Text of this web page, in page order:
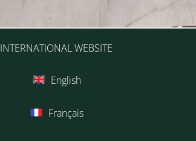
INTERNATIONAL WEBSITE
English
Français